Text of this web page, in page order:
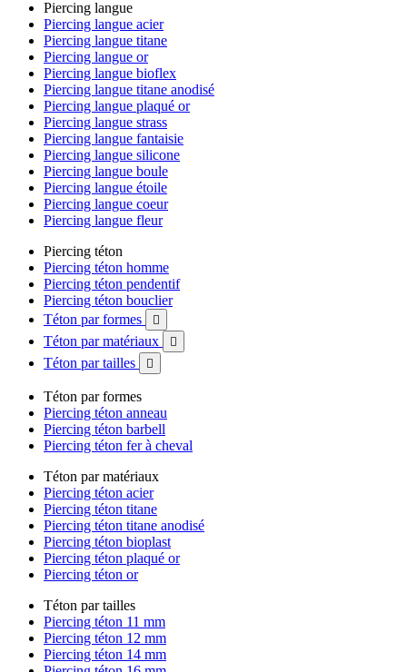
Piercing langue
Piercing langue acier
Piercing langue titane
Piercing langue or
Piercing langue bioflex
Piercing langue titane anodisé
Piercing langue plaqué or
Piercing langue strass
Piercing langue fantaisie
Piercing langue silicone
Piercing langue boule
Piercing langue étoile
Piercing langue coeur
Piercing langue fleur
Piercing téton
Piercing téton homme
Piercing téton pendentif
Piercing téton bouclier
Téton par formes

Téton par matériaux 
Téton par tailles 
Téton par formes
Piercing téton anneau
Piercing téton barbell
Piercing téton fer à cheval
Téton par matériaux
Piercing téton acier
Piercing téton titane
Piercing téton titane anodisé
Piercing téton bioplast
Piercing téton plaqué or
Piercing téton or
Téton par tailles
Piercing téton 11 mm
Piercing téton 12 mm
Piercing téton 14 mm